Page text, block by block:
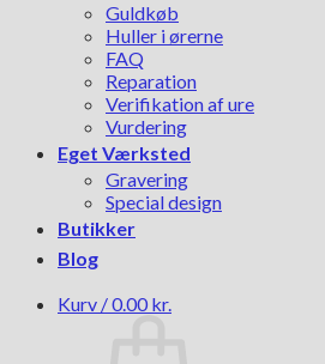
Guldkøb
Huller i ørerne
FAQ
Reparation
Verifikation af ure
Vurdering
Eget Værksted
Gravering
Special design
Butikker
Blog
Kurv /0.00 kr.